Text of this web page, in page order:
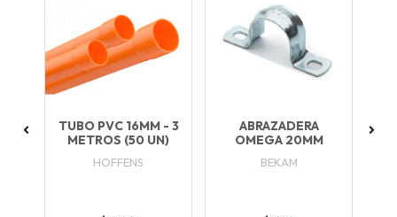
TUBO PVC 16MM - 3
METROS (50 UN)
HOFFENS
ABRAZADERA
OMEGA 20MM
BEKAM